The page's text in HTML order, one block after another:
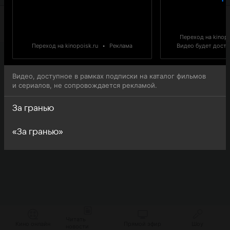
Переход на kinopoisk.ru • Реклама
Переход на
Видео будет
Видео, доступное в рамках подписки на каталог фильмов
и сериалов, не сопровождается рекламой.
За гранью
«За гранью»